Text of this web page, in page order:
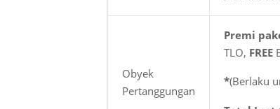
Obyek
Pertanggungan
Premi
TLO, FREE
*(Berlaku